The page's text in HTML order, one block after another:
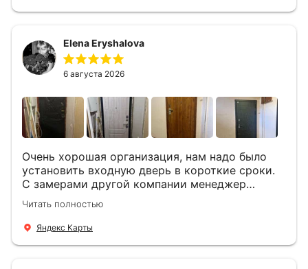
установили две двери, ответили на все
вопросы . Выполненной работой мы довольны.
Огромная всем благодарность!
Elena Eryshalova
6 августа 2026
Очень хорошая организация, нам надо было
установить входную дверь в короткие сроки.
С замерами другой компании менеджер
компании Филлип, быстро предоставил нам
варианты дверей, монтаж тоже был очень
четкий, позвонили, согласовали и установили
Читать полностью
Яндекс Карты